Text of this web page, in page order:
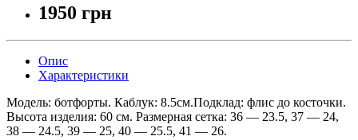
1950 грн
Опис
Характеристики
Модель: ботфорты. Каблук: 8.5см.Подклад: флис до косточки.
Высота изделия: 60 см. Размерная сетка: 36 — 23.5, 37 — 24,
38 — 24.5, 39 — 25, 40 — 25.5, 41 — 26.